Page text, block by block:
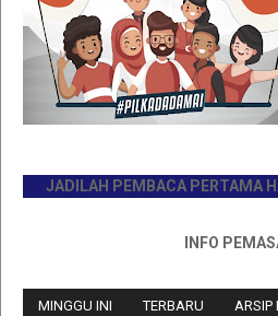
JADILAH PEMBACA PERTAMA HARI
INFO
MINGGU INI TERBARU ARSIP